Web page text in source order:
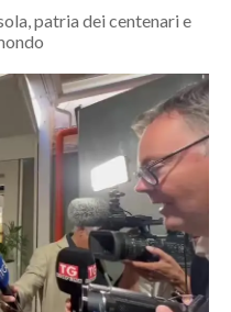
patria dei centenari e